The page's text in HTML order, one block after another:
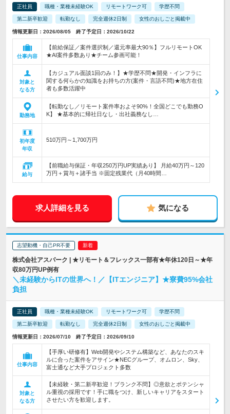
正社員 職種・業種未経験OK リモートワーク可 学歴不問
第二新卒歓迎 転勤なし 完全週休2日制 女性のおしごと掲載中
情報更新日：2026/08/05 終了予定日：2026/10/22
仕事内容
【前給保証／案件選択制／還元率最大90％】フルリモートOK
★AI案件多数あり★チーム参画可能！
対象と
なる方
【カジュアル面談1回のみ！】★学歴不問★開発・インフラに
関する何らかの知識をお持ちの方(案件・言語不問)★地方在住
者も多数活躍中
勤務地
【転勤なし／リモート案件率およそ90%！全国どこでも勤務O
K】 ★基本的に帰社日なし・出社義務なし…
初年度
年収
510万円～1,700万円
給与
【前職給与保証・年収250万円UP実績あり】 月給40万円～120
万円＋賞与＋諸手当 ※固定残業代（月40時間…
求人詳細を見る 気になる
志望動機・自己PR不要
株式会社アスパーク | ★リモート＆フレックス一部有★年休120日～★年
収80万円UP例有
＼未経験からITの世界へ！／【ITエンジニア】★寮費95%会社
負担
正社員 職種・業種未経験OK リモートワーク可 学歴不問
第二新卒歓迎 転勤なし 完全週休2日制 女性のおしごと掲載中
情報更新日：2026/07/10 終了予定日：2026/09/10
仕事内容
【手厚い研修有】Web開発やシステム構築など、あなたのスキ
ルに合った案件をアサイン★NECグループ、オムロン、Sky、
富士通など大手プロジェクト多数
対象と
なる方
【未経験・第二新卒歓迎！ブランク不問】◎意欲とポテンシャ
ル重視の採用です！手に職をつけ、新しいキャリアをスタート
させたい方を歓迎します。